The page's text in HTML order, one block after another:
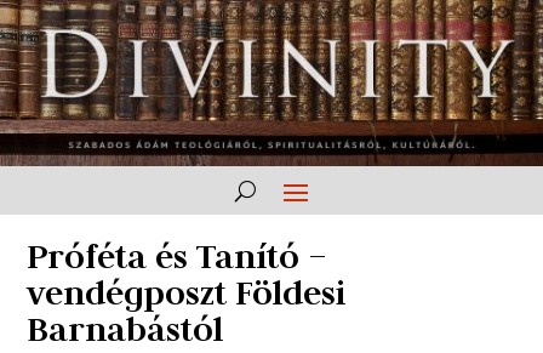
Próféta és Tanító –
vendégposzt Földesi
Barnabástól